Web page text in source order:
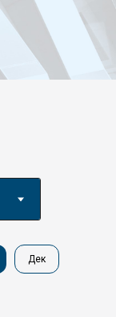
Дек